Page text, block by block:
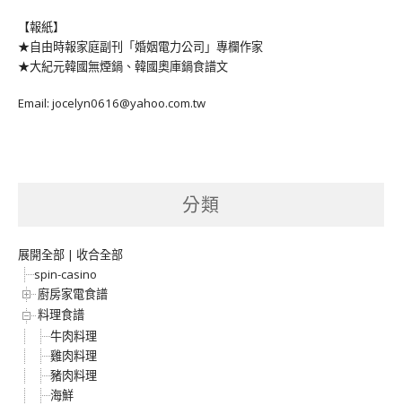
【報紙】
★自由時報家庭副刊「婚姻電力公司」專欄作家
★大紀元韓國無煙鍋、韓國奧庫鍋食譜文
Email: jocelyn0616@yahoo.com.tw
分類
展開全部 | 收合全部
spin-casino
廚房家電食譜
料理食譜
牛肉料理
雞肉料理
豬肉料理
海鮮